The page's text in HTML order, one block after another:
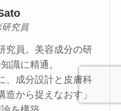
究員
究員。美容成分の研
識に精通。
、成分設計と皮膚科
から捉えなおす」